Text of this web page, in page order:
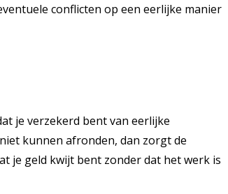
conflicten op een eerlijke manier
je verzekerd bent van eerlijke
kunnen afronden, dan zorgt de
je geld kwijt bent zonder dat het werk is